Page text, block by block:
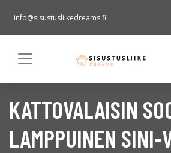
info@sisustusliikedreams.fi
KATTOVALAISIN
LAMPPUINEN SINI-